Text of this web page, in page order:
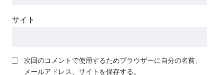
サイト
次回のコメントで使用するためブラウザーに自分の名前、
メールアドレス、サイトを保存する。